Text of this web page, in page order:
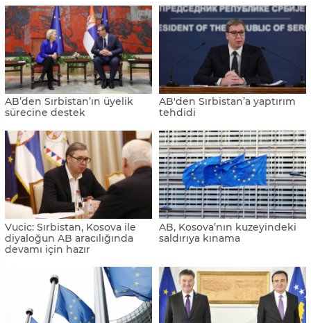
AB’den Sırbistan’ın üyelik
sürecine destek
AB'den Sırbistan’a yaptırım
tehdidi
Vucic: Sırbistan, Kosova ile
diyaloğun AB aracılığında
devamı için hazır
AB, Kosova’nın kuzeyindeki
saldırıya kınama